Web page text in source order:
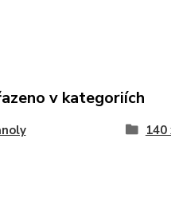
v kategoriích
140